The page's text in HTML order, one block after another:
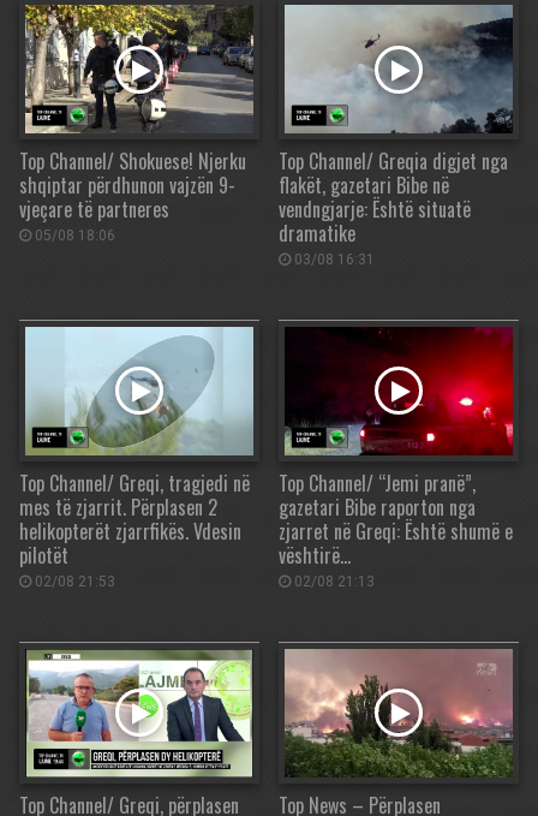
Top Channel/ Shokuese! Njerku
shqiptar përdhunon vajzën 9-
vjeçare të partneres
05/08 18:06
Top Channel/ Greqia digjet nga
flakët, gazetari Bibe në
vendngjarje: Është situatë
dramatike
03/08 16:31
Top Channel/ Greqi, tragjedi në
mes të zjarrit. Përplasen 2
helikopterët zjarrfikës. Vdesin
pilotët
02/08 21:53
Top Channel/ “Jemi pranë”,
gazetari Bibe raporton nga
zjarret në Greqi: Është shumë e
vështirë…
02/08 21:13
Top Channel/ Greqi, përplasen
Top News – Përplasen